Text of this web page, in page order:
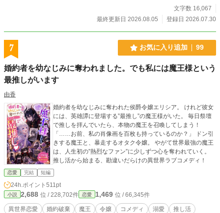
文字数 16,067
最終更新日 2026.08.05
登録日 2026.07.30
7 お気に入り追加 99
婚約者を幼なじみに奪われました。でも私には魔王様という
最推しがいます
由香
婚約者を幼なじみに奪われた侯爵令嬢エリシア。 けれど彼女
には、英雄譚に登場する”最推し”の魔王様がいた。 毎日祭壇
で推しを拝んでいたら、本物の魔王を召喚してしまう！
「……お前、私の肖像画を百枚も持っているのか？」 ドン引
きする魔王と、暴走するオタク令嬢。 やがて世界最強の魔王
は、人生初の”熱烈なファン”に少しずつ心を奪われていく。
推し活から始まる、勘違いだらけの異世界ラブコメディ！
恋愛 完結 短編
24h.ポイント 511pt
小説 2,688 位 / 228,702件 恋愛 1,469 位 / 66,345件
異世界恋愛 婚約破棄 魔王 令嬢 コメディ 溺愛
推し活